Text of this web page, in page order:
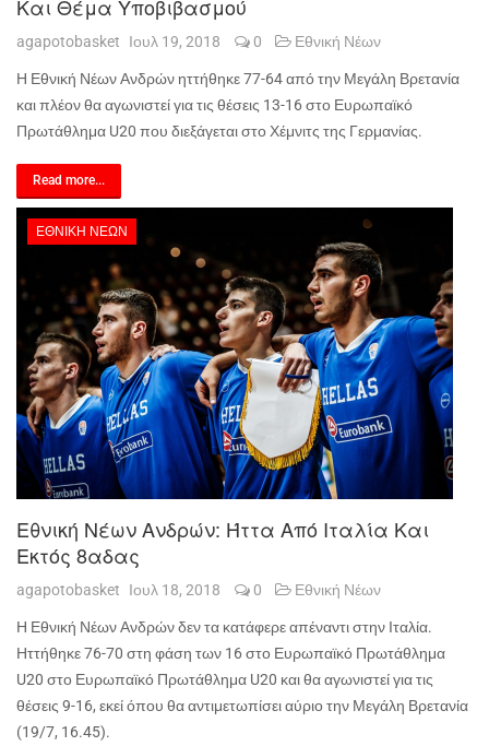
Και Θέμα Υποβιβασμού
agapotobasket Ιουλ 19, 2018 0 Εθνική Νέων
Η Εθνική Νέων Ανδρών ηττήθηκε 77-64 από την Μεγάλη Βρετανία
και πλέον θα αγωνιστεί για τις θέσεις 13-16 στο Ευρωπαϊκό
Πρωτάθλημα U20 που διεξάγεται στο Χέμνιτς της Γερμανίας.
Read more...
ΕΘΝΙΚΉ ΝΈΩΝ
Εθνική Νέων Ανδρών: Ήττα Από Ιταλία Και
Εκτός 8αδας
agapotobasket Ιουλ 18, 2018 0 Εθνική Νέων
Η Εθνική Νέων Ανδρών δεν τα κατάφερε απέναντι στην Ιταλία.
Ηττήθηκε 76-70 στη φάση των 16 στο Ευρωπαϊκό Πρωτάθλημα
U20 στο Ευρωπαϊκό Πρωτάθλημα U20 και θα αγωνιστεί για τις
θέσεις 9-16, εκεί όπου θα αντιμετωπίσει αύριο την Μεγάλη Βρετανία
(19/7, 16.45).